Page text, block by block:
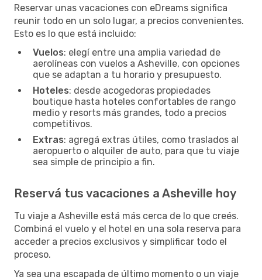
Reservar unas vacaciones con eDreams significa
reunir todo en un solo lugar, a precios convenientes.
Esto es lo que está incluido:
Vuelos: elegí entre una amplia variedad de
aerolíneas con vuelos a Asheville, con opciones
que se adaptan a tu horario y presupuesto.
Hoteles: desde acogedoras propiedades
boutique hasta hoteles confortables de rango
medio y resorts más grandes, todo a precios
competitivos.
Extras: agregá extras útiles, como traslados al
aeropuerto o alquiler de auto, para que tu viaje
sea simple de principio a fin.
Reservá tus vacaciones a Asheville hoy
Tu viaje a Asheville está más cerca de lo que creés.
Combiná el vuelo y el hotel en una sola reserva para
acceder a precios exclusivos y simplificar todo el
proceso.
Ya sea una escapada de último momento o un viaje